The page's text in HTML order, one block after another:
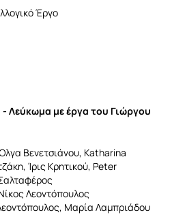
Έργο
Λεύκωμα με έργα του Γιώργου
Βενετσιάνου, Katharina
Ίρις Κρητικού, Peter
Λεοντόπουλος
Μαρία Λαμπριάδου